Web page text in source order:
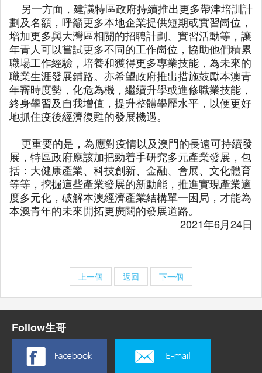
另一方面，建議特區政府持續推出更多帶津培訓計
劃及名額，呼籲更多本地企業提供短期或實習崗位，
增加更多與大灣區相關的招聘計劃、實習活動等，讓
年青人可以嘗試更多不同的工作崗位，協助他們積累
職場工作經驗，培養和獲得更多專業技能，為未來的
職業生涯發展鋪路。亦希望政府推出措施鼓勵本澳青
年審時度勢，化危為機，繼續升學或進修職業技能，
終身學習及自我增值，提升整體學歷水平，以便更好
地抓住疫後經濟復甦的發展機遇。
更重要的是，為應對疫情以及澳門的長遠可持續發
展，特區政府應該加把勁着手研究多元產業發展，包
括：大健康產業、科技創新、金融、會展、文化體育
等等，挖掘這些產業發展的新動能，推進實現產業適
度多元化，破解本澳經濟產業結構單一困局，才能為
本澳青年的未來開拓更廣闊的發展道路。
2021年6月24日
上一個 返回 下一個
Follow生哥